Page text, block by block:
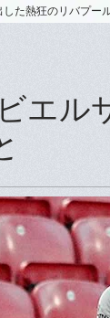
た熱狂のリバプー
エル